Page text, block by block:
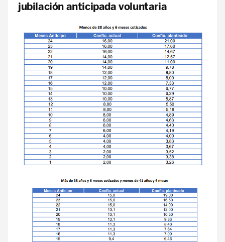
jubilación anticipada voluntaria